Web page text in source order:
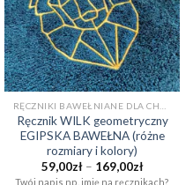
Ręcznik WILK geometryczny
EGIPSKA BAWEŁNA (różne
rozmiary i kolory)
59,00zł – 169,00złZakres
cen:
Twój napis np. imię na ręcznikach?